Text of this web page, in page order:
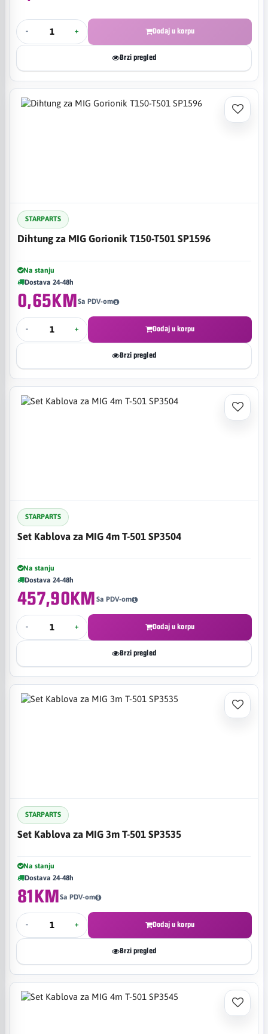
- + Dodaj u korpu
Brzi pregled
STARPARTS
Dihtung za MIG Gorionik T150-T501 SP1596
Na stanju
Dostava 24-48h
0,65KMSa PDV-om
- + Dodaj u korpu
Brzi pregled
STARPARTS
Set Kablova za MIG 4m T-501 SP3504
Na stanju
Dostava 24-48h
457,90KM Sa PDV-om
- + Dodaj u korpu
Brzi pregled
STARPARTS
Set Kablova za MIG 3m T-501 SP3535
Na stanju
Dostava 24-48h
81KMSa PDV-om
- + Dodaj u korpu
Brzi pregled